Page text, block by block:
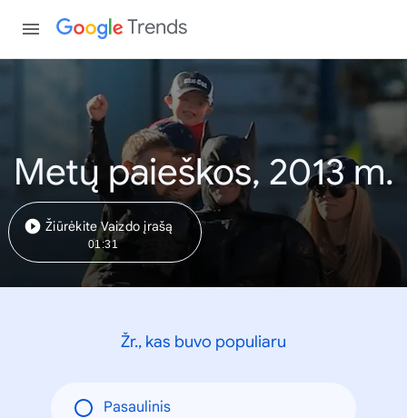
Trends
Metų paieškos, 2013 m.
Žiūrėkite Vaizdo įrašą
01:31
Žr., kas buvo populiaru
Pasaulinis